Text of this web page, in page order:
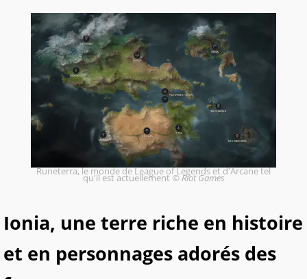
Runeterra, le monde de League of Legends et d'Arcane tel
qu'il est actuellement© Riot Games
Ionia, une terre riche en histoire
et en personnages adorés des